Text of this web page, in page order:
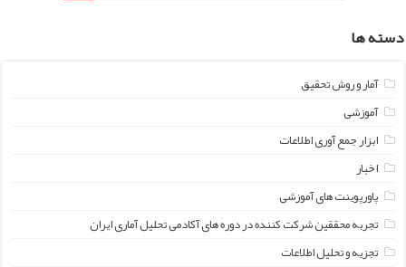
دسته ها
آمار و روش تحقیق
آموزشی
ابزار جمع آوری اطلاعات
اخبار
پاورپوینت های آموزشی
تجربه محققین شرکت کننده در دوره های آکادمی تحلیل آماری ایران
تجزیه و تحلیل اطلاعات